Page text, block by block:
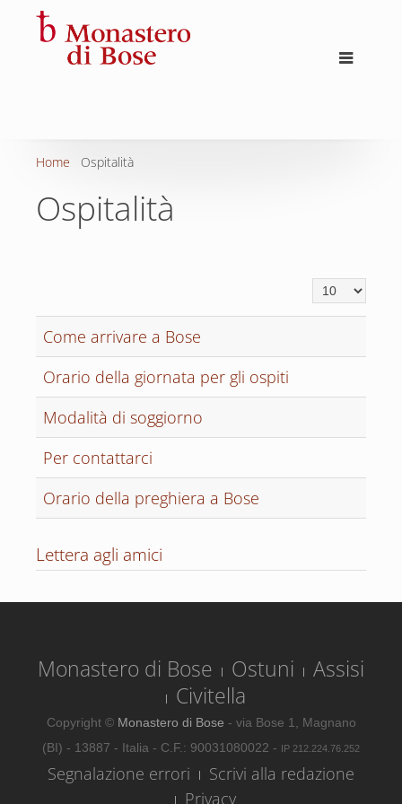
Home Ospitalità
Ospitalità
Visualizza n.
Come arrivare a Bose
Orario della giornata per gli ospiti
Modalità di soggiorno
Per contattarci
Orario della preghiera a Bose
Lettera agli amici
Monastero di Bose Ostuni
Assisi
Civitella
Copyright © Monastero di Bose - via Bose 1, Magnano
(BI) - 13887 - Italia - C.F.: 90031080022 - IP 212.224.76.252
Segnalazione errori
Scrivi alla redazione
Privacy